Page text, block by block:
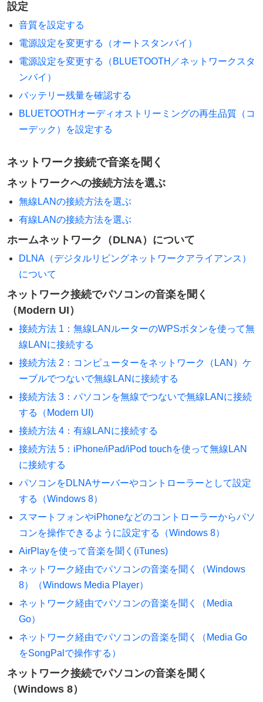
設定
音質を設定する
電源設定を変更する（オートスタンバイ）
電源設定を変更する（BLUETOOTH／ネットワークスタ
ンバイ）
バッテリー残量を確認する
BLUETOOTHオーディオストリーミングの再生品質（コ
ーデック）を設定する
ネットワーク接続で音楽を聞く
ネットワークへの接続方法を選ぶ
無線LANの接続方法を選ぶ
有線LANの接続方法を選ぶ
ホームネットワーク（DLNA）について
DLNA（デジタルリビングネットワークアライアンス）
について
ネットワーク接続でパソコンの音楽を聞く
（Modern UI）
接続方法 1：無線LANルーターのWPSボタンを使って無
線LANに接続する
接続方法 2：コンピューターをネットワーク（LAN）ケ
ーブルでつないで無線LANに接続する
接続方法 3：パソコンを無線でつないで無線LANに接続
する（Modern UI)
接続方法 4：有線LANに接続する
接続方法 5：iPhone/iPad/iPod touchを使って無線LAN
に接続する
パソコンをDLNAサーバーやコントローラーとして設定
する（Windows 8）
スマートフォンやiPhoneなどのコントローラーからパソ
コンを操作できるように設定する（Windows 8）
AirPlayを使って音楽を聞く(iTunes)
ネットワーク経由でパソコンの音楽を聞く（Windows
8）（Windows Media Player）
ネットワーク経由でパソコンの音楽を聞く（Media
Go）
ネットワーク経由でパソコンの音楽を聞く（Media Go
をSongPalで操作する）
ネットワーク接続でパソコンの音楽を聞く
（Windows 8）